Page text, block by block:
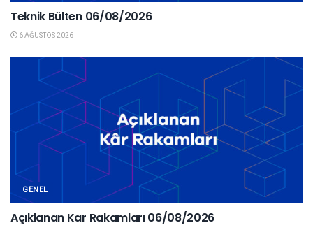
Teknik Bülten 06/08/2026
6 AĞUSTOS 2026
GENEL
Açıklanan Kar Rakamları 06/08/2026